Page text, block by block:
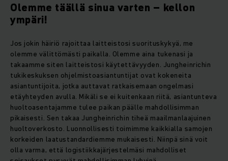
Olemme täällä sinua varten – kellon
ympäri!
Jos jokin häiriö rajoittaa laitteistosi suorituskykyä, me
olemme välittömästi paikalla. Olemme aina tukenasi ja
takaamme siten laitteistosi käytettävyyden. Jungheinrichin
tukikeskuksen ohjelmistoasiantuntijat ovat kokeneita
asiantuntijoita, jotka auttavat ratkaisemaan ongelmasi
etäyhteyden avulla. Mikäli se ei kuitenkaan riitä, asiantunteva
huoltoasentajamme tulee paikan päälle mahdollisimman
pikaisesti. Sen takaa Jungheinrichin tiheä maailmanlaajuinen
huoltoverkosto. Luonnollisesti toimimme kaikkialla samojen
korkeiden laatustandardiemme mukaisesti. Niinpä sinä voit
olla varma, että logistiikkajärjestelmäsi mahdolliset